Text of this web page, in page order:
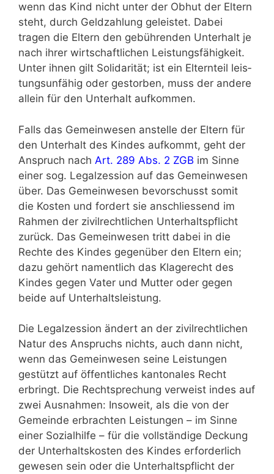
wenn das Kind nicht unter der Obhut der Eltern
steht, durch Geldzahlung geleistet. Dabei
tragen die Eltern den gebührenden Unterhalt je
nach ihrer wirtschaftlichen Leistungsfähigkeit.
Unter ihnen gilt Solidarität; ist ein Elternteil leis­
tungsunfähig oder gestorben, muss der andere
allein für den Unterhalt aufkommen.
Falls das Gemeinwesen anstelle der Eltern für
den Unterhalt des Kindes aufkommt, geht der
Anspruch nach Art. 289 Abs. 2 ZGB im Sinne
einer sog. Legalzession auf das Gemeinwesen
über. Das Gemein­wesen bevorschusst somit
die Kosten und fordert sie anschliessend im
Rahmen der zivilrechtlichen Unterhaltspflicht
zurück. Das Gemeinwesen tritt dabei in die
Rechte des Kindes gegenüber den Eltern ein;
dazu gehört namentlich das Klagerecht des
Kindes gegen Vater und Mutter oder gegen
beide auf Unter­halts­leistung.
Die Legalzession ändert an der zivilrechtlichen
Natur des Anspruchs nichts, auch dann nicht,
wenn das Gemeinwesen seine Leistungen
gestützt auf öffentliches kantonales Recht
erbringt. Die Recht­sprechung verweist indes auf
zwei Ausnahmen: Insoweit, als die von der
Gemeinde erbrachten Leistungen – im Sinne
einer Sozialhilfe – für die vollständige Deckung
der Unterhaltskosten des Kindes erforderlich
gewesen sein oder die Unterhaltspflicht der